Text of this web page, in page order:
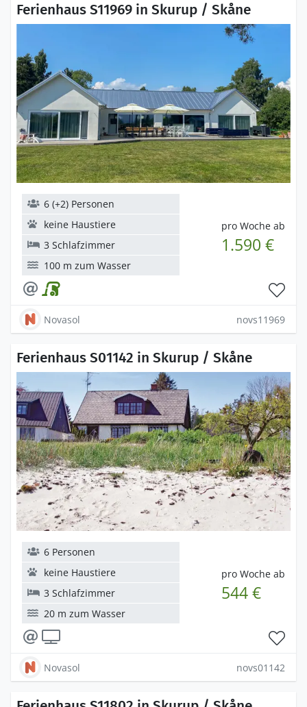
Ferienhaus S11969 in Skurup / Skåne
pro Woche ab
1.590 €
6 (+2) Personen
keine Haustiere
3 Schlafzimmer
100 m zum Wasser
Novasol novs11969
Ferienhaus S01142 in Skurup / Skåne
pro Woche ab
544 €
6 Personen
keine Haustiere
3 Schlafzimmer
20 m zum Wasser
Novasol novs01142